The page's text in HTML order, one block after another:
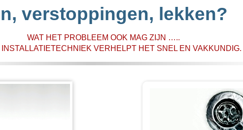
verstoppingen, lekken?
WAT HET PROBLEEM OOK MAG ZIJN …..
INSTALLATIETECHNIEK VERHELPT HET SNEL EN VAKKUNDIG.